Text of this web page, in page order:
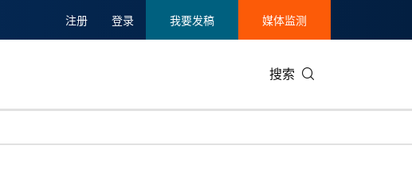
注册 登录 我要发稿 媒体监测
搜索